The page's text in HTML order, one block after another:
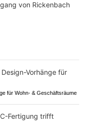
von Rickenbach
für Wohn- & Geschäftsräume